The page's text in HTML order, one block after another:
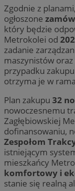
Zgodnie z
ogłoszone
który będzie
Metrokolei od
zadanie
maszynistów
przypadku
otrzyma je w
Plan zakupu 32
nowoczesnemu
Zagłębiowskiej
dofinansowaniu,
Zespołom
istniejącym
mieszkańcy
komfortowy i
stanie się realną